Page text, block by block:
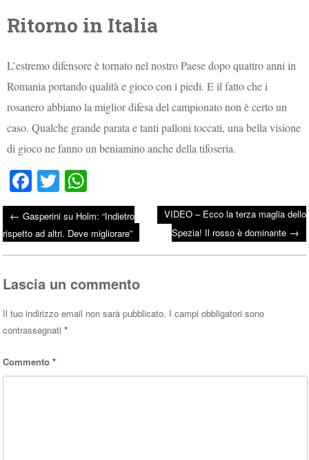
Ritorno in Italia
L’estremo difensore è tornato nel nostro Paese dopo quattro anni in
Romania portando qualità e gioco con i piedi. E il fatto che i
rosanero abbiano la miglior difesa del campionato non è certo un
caso. Qualche grande parata e tanti palloni toccati, una bella visione
di gioco ne fanno un beniamino anche della tifoseria.
Fa
ce
bo
ok
T
wi
tte
r
ha
ts
A
Post navigation
← Gasperini su Holm: “Indietro
rispetto ad altri. Deve migliorare”
VIDEO – Ecco la terza maglia dello
Spezia! Il rosso è dominante →
Lascia un commento
Il tuo indirizzo email non sarà pubblicato. I campi obbligatori sono
contrassegnati*
Commento*